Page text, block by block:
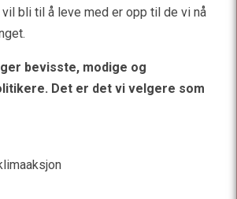
bli til å leve med er opp til de vi nå
bevisste, modige og
Det er det vi velgere som